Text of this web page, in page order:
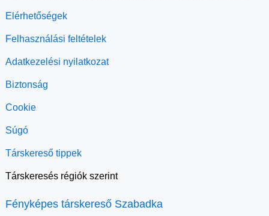
Elérhetőségek
Felhasználási feltételek
Adatkezelési nyilatkozat
Biztonság
Cookie
Súgó
Társkereső tippek
Társkeresés régiók szerint
Fényképes társkereső Szabadka